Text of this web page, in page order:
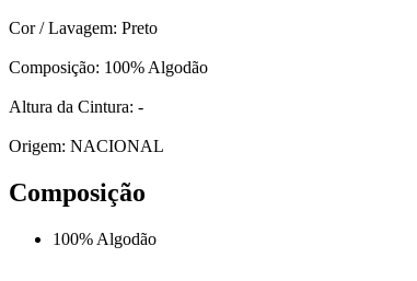
Cor / Lavagem: Preto
Composição: 100% Algodão
Altura da Cintura: -
Origem: NACIONAL
Composição
100% Algodão